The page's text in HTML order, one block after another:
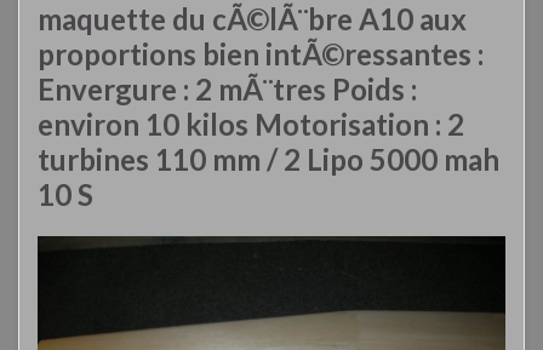
maquette du cÃ©lÃ¨bre A10 aux
proportions bien intÃ©ressantes :
Envergure : 2 mÃ¨tres Poids :
environ 10 kilos Motorisation : 2
turbines 110 mm / 2 Lipo 5000 mah
10 S